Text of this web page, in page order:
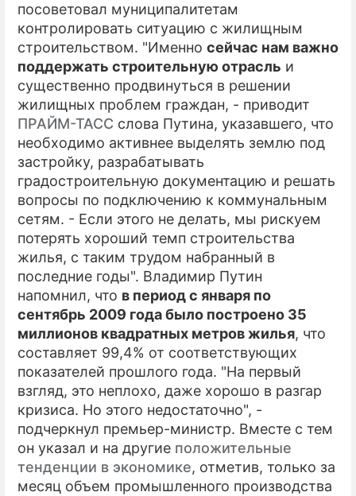
посоветовал муниципалитетам
контролировать ситуацию с жилищным
строительством. "Именно сейчас нам важно
поддержать строительную отрасль и
существенно продвинуться в решении
жилищных проблем граждан, - приводит
ПРАЙМ-ТАСС слова Путина, указавшего, что
необходимо активнее выделять землю под
застройку, разрабатывать
градостроительную документацию и решать
вопросы по подключению к коммунальным
сетям. - Если этого не делать, мы рискуем
потерять хороший темп строительства
жилья, с таким трудом набранный в
последние годы". Владимир Путин
напомнил, что в период с января по
сентябрь 2009 года было построено 35
миллионов квадратных метров жилья, что
составляет 99,4% от соответствующих
показателей прошлого года. "На первый
взгляд, это неплохо, даже хорошо в разгар
кризиса. Но этого недостаточно", -
подчеркнул премьер-министр. Вместе с тем
он указал и на другие положительные
тенденции в экономике, отметив, только за
месяц объем промышленного производства